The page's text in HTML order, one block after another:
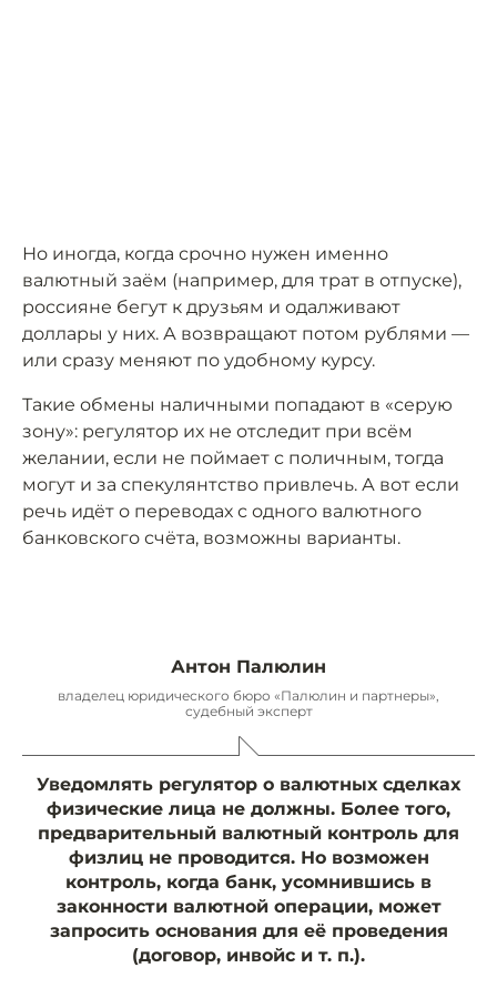
Но иногда, когда срочно нужен именно
валютный заём (например, для трат в отпуске),
россияне бегут к друзьям и одалживают
доллары у них. А возвращают потом рублями —
или сразу меняют по удобному курсу.
Такие обмены наличными попадают в «серую
зону»: регулятор их не отследит при всём
желании, если не поймает с поличным, тогда
могут и за спекулянтство привлечь. А вот если
речь идёт о переводах с одного валютного
банковского счёта, возможны варианты.
Антон Палюлин
владелец юридического бюро «Палюлин и партнеры»,
судебный эксперт
Уведомлять регулятор о валютных сделках
физические лица не должны. Более того,
предварительный валютный контроль для
физлиц не проводится. Но возможен
контроль, когда банк, усомнившись в
законности валютной операции, может
запросить основания для её проведения
(договор, инвойс и т. п.).